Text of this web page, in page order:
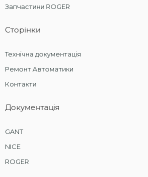
Запчастини ROGER
Сторінки
Технічна документація
Ремонт Автоматики
Контакти
Документація
GANT
NICE
ROGER